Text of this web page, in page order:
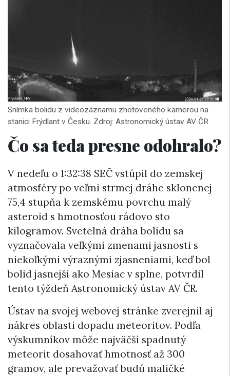
Snímka bolidu z videozáznamu zhotoveného kamerou na
stanici Frýdlant v Česku. Zdroj: Astronomický ústav AV ČR
Čo sa teda presne odohralo?
V nedeľu o 1:32:38 SEČ vstúpil do zemskej
atmosféry po veľmi strmej dráhe sklonenej
75,4 stupňa k zemskému povrchu malý
asteroid s hmotnosťou rádovo sto
kilogramov. Svetelná dráha bolidu sa
vyznačovala veľkými zmenami jasnosti s
niekoľkými výraznými zjasneniami, keď bol
bolid jasnejší ako Mesiac v splne, potvrdil
tento týždeň Astronomický ústav AV ČR.
Ústav na svojej webovej stránke zverejnil aj
nákres oblasti dopadu meteoritov. Podľa
výskumníkov môže najväčší spadnutý
meteorit dosahovať hmotnosť až 300
gramov, ale prevažovať budú maličké